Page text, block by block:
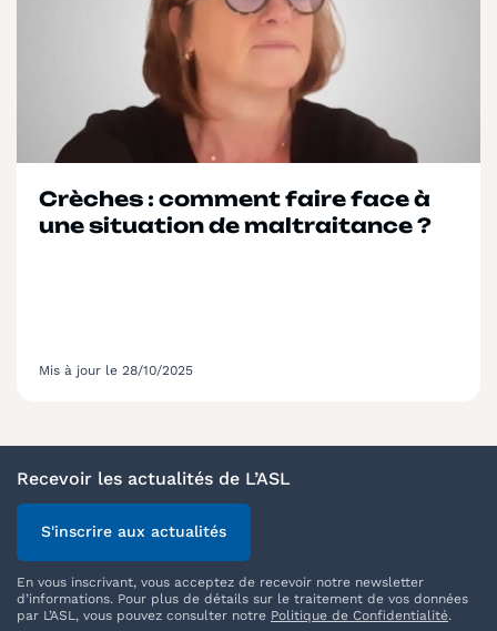
Crèches : comment faire face à
une situation de maltraitance ?
Mis à jour le 28/10/2025
Recevoir les actualités de L’ASL
S'inscrire aux actualités
En vous inscrivant, vous acceptez de recevoir notre newsletter
d’informations. Pour plus de détails sur le traitement de vos données
par L’ASL, vous pouvez consulter notre Politique de Confidentialité.